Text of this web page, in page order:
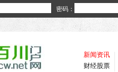
密码：
新闻资讯
财经股票